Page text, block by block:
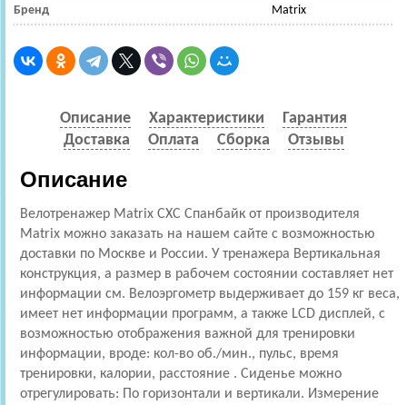
Бренд Matrix
Описание Характеристики
Гарантия
Доставка
Оплата Сборка Отзывы
Описание
Велотренажер Matrix CXC Спанбайк от производителя
Matrix можно заказать на нашем сайте с возможностью
доставки по Москве и России. У тренажера Вертикальная
конструкция, а размер в рабочем состоянии составляет нет
информации см. Велоэргометр выдерживает до 159 кг веса,
имеет нет информации программ, а также LCD дисплей, с
возможностью отображения важной для тренировки
информации, вроде: кол-во об./мин., пульс, время
тренировки, калории, расстояние . Сиденье можно
отрегулировать: По горизонтали и вертикали. Измерение